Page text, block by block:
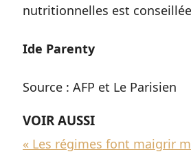
nutritionnelles est
Ide Parenty
Source : AFP et Le Parisien
VOIR AUSSI
« Les régimes font maigrir